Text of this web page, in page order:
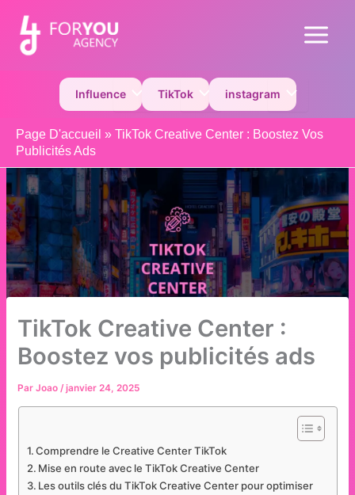
contenu
Main
InfluencePermutateur de Menu
TikTokPermutateur de Menu
instagramPermutateur
Page D'accueil » TikTok Creative Center : Boostez Vos
Publicités Ads
TikTok Creative Center :
Boostez vos publicités ads
ParJoao /janvier 24, 2025
Comprendre le Creative Center TikTok
Mise en route avec le TikTok Creative Center
Les outils clés du TikTok Creative Center pour optimiser